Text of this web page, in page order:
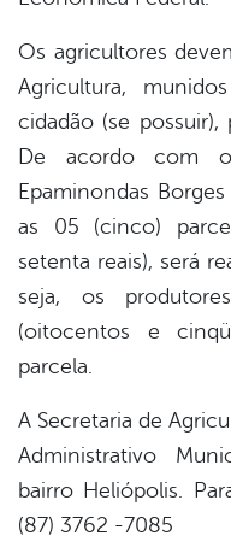
Os agricultores
Agricultura,
cidadão (se
De acordo com o
Epaminondas
as 05 (cinco)
setenta reais), será
seja, os
(oitocentos e
parcela.
A Secretaria de
Administrativo
bairro Heliópolis.
(87) 3762 -7085